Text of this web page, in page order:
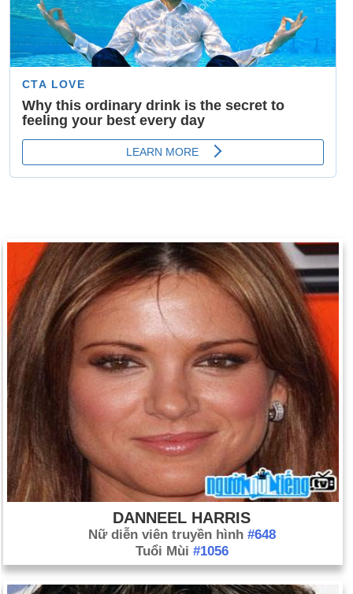
DANNEEL HARRIS
Nữ diễn viên truyền hình #648
Tuổi Mùi #1056